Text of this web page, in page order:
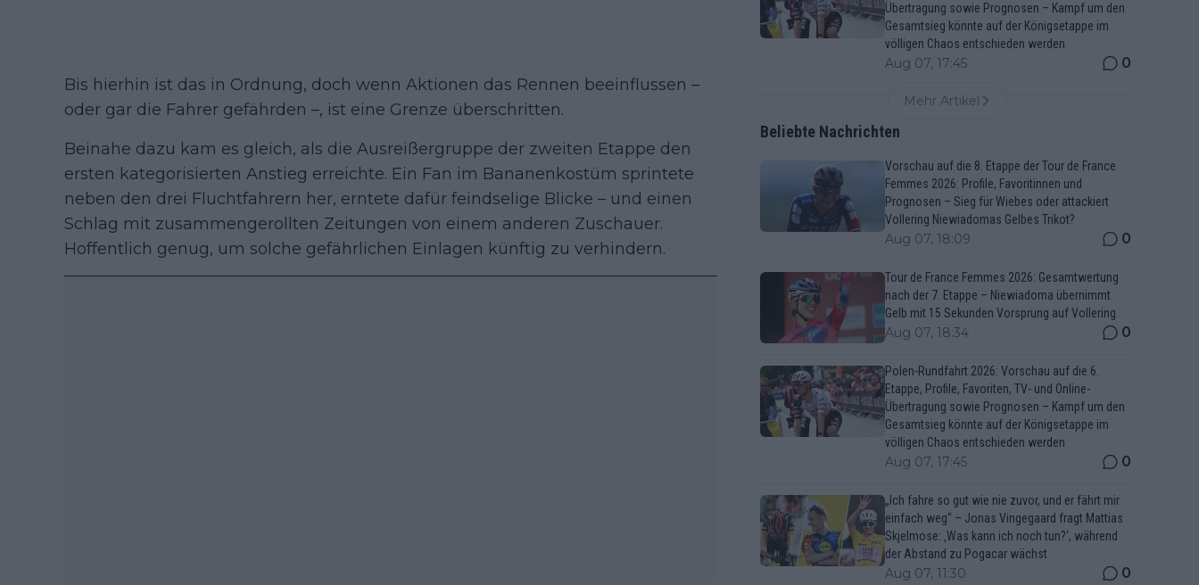
Bis hierhin ist das in Ordnung, doch wenn Aktionen das Rennen beeinflussen –
oder gar die Fahrer gefährden –, ist eine Grenze überschritten.
Beinahe dazu kam es gleich, als die Ausreißergruppe der zweiten Etappe den
ersten kategorisierten Anstieg erreichte. Ein Fan im Bananenkostüm sprintete
neben den drei Fluchtfahrern her, erntete dafür feindselige Blicke – und einen
Schlag mit zusammengerollten Zeitungen von einem anderen Zuschauer.
Hoffentlich genug, um solche gefährlichen Einlagen künftig zu verhindern.
Übertragung sowie Prognosen – Kampf um den
Gesamtsieg könnte auf der Königsetappe im
völligen Chaos entschieden werden
Aug 07, 17:45 0
Mehr Artikel
Beliebte Nachrichten
Vorschau auf die 8. Etappe der Tour de France
Femmes 2026: Profile, Favoritinnen und
Prognosen – Sieg für Wiebes oder attackiert
Vollering Niewiadomas Gelbes Trikot?
Aug 07, 18:09 0
Tour de France Femmes 2026: Gesamtwertung
nach der 7. Etappe – Niewiadoma übernimmt
Gelb mit 15 Sekunden Vorsprung auf Vollering
Aug 07, 18:34 0
Polen-Rundfahrt 2026: Vorschau auf die 6.
Etappe, Profile, Favoriten, TV- und Online-
Übertragung sowie Prognosen – Kampf um den
Gesamtsieg könnte auf der Königsetappe im
völligen Chaos entschieden werden
Aug 07, 17:45 0
„Ich fahre so gut wie nie zuvor, und er fährt mir
einfach weg“ – Jonas Vingegaard fragt Mattias
Skjelmose: ‚Was kann ich noch tun?‘, während
der Abstand zu Pogacar wächst
Aug 07, 11:30 0